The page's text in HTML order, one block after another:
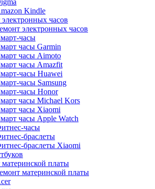
Kindle
часов
электронных часов
часы
часы Garmin
часы Aimoto
часы Amazfit
часы Huawei
часы Samsung
часы Honor
часы Michael Kors
часы Xiaomi
часы Apple Watch
часы
браслеты
браслеты Xiaomi
платы
материнской платы